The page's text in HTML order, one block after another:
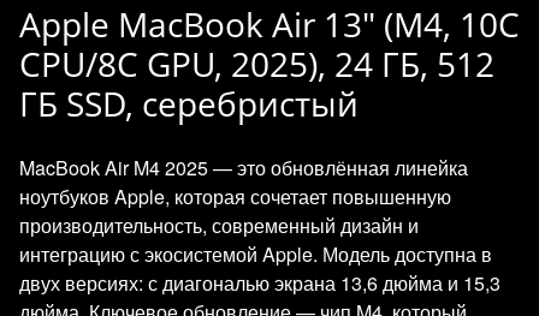
Apple MacBook Air 13" (M4, 10C
CPU/8C GPU, 2025), 24 ГБ, 512
ГБ SSD, серебристый
MacBook Air M4 2025 — это обновлённая линейка
ноутбуков Apple, которая сочетает повышенную
производительность, современный дизайн и
интеграцию с экосистемой Apple. Модель доступна в
двух версиях: с диагональю экрана 13,6 дюйма и 15,3